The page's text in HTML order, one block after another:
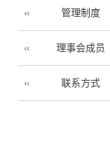
管理制度
理事会成员
联系方式